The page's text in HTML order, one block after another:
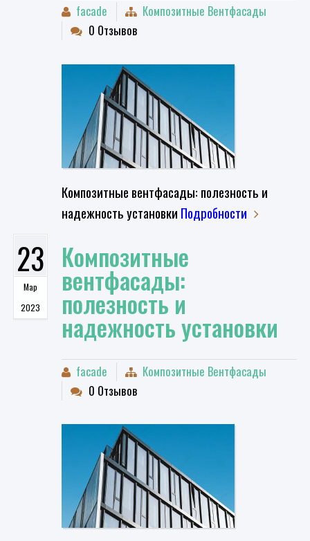
facade
Композитные Вентфасады
0 Отзывов
Композитные вентфасады: полезность и
надежность установки Подробности
23
Мар
2023
​Композитные
вентфасады:
полезность и
надежность установки
facade
Композитные Вентфасады
0 Отзывов